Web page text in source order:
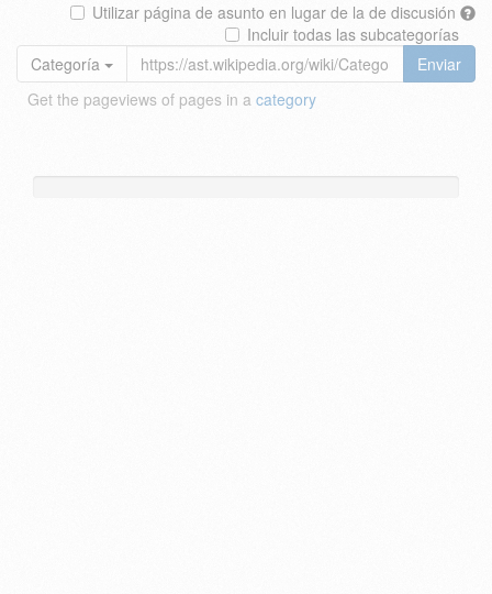
Utilizar página de asunto en lugar de la de discusión
Incluir todas las subcategorías
Categoría
Enviar
Get the pageviews of pages in a category